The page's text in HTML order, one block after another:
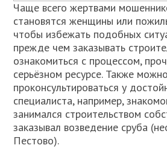
Чаще всего жертвами
становятся женщины или
чтобы избежать подобных
прежде чем заказывать
ознакомиться с процессом,
серьёзном ресурсе. Также можно
проконсультироваться у
специалиста, например,
занимался строительством
заказывал возведение сруба
Пестово).